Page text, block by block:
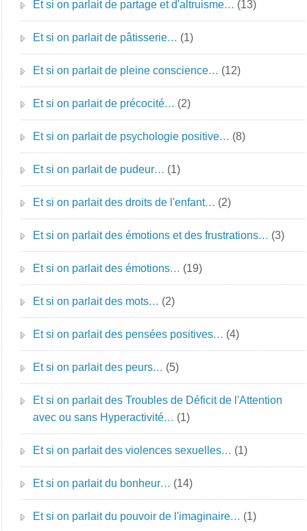
Et si on parlait de partage et d'altruisme… (13)
Et si on parlait de pâtisserie… (1)
Et si on parlait de pleine conscience… (12)
Et si on parlait de précocité… (2)
Et si on parlait de psychologie positive… (8)
Et si on parlait de pudeur… (1)
Et si on parlait des droits de l'enfant… (2)
Et si on parlait des émotions et des frustrations… (3)
Et si on parlait des émotions… (19)
Et si on parlait des mots… (2)
Et si on parlait des pensées positives… (4)
Et si on parlait des peurs… (5)
Et si on parlait des Troubles de Déficit de l'Attention
avec ou sans Hyperactivité… (1)
Et si on parlait des violences sexuelles… (1)
Et si on parlait du bonheur… (14)
Et si on parlait du pouvoir de l'imaginaire… (1)